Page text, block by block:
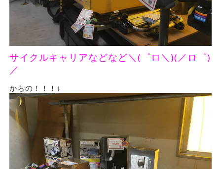
サイクルキャリアなどなど＼(゜ロ＼)(／ロ゜)
／
からの！！！↓